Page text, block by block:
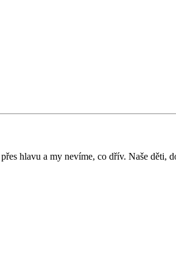
hlavu a my nevíme, co dřív. Naše děti,